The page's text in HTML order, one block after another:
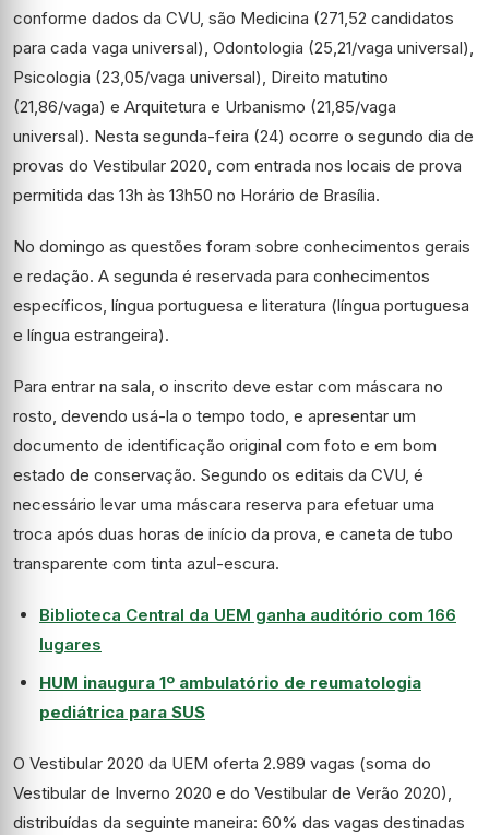
conforme dados da CVU, são Medicina (271,52 candidatos
para cada vaga universal), Odontologia (25,21/vaga universal),
Psicologia (23,05/vaga universal), Direito matutino
(21,86/vaga) e Arquitetura e Urbanismo (21,85/vaga
universal). Nesta segunda-feira (24) ocorre o segundo dia de
provas do Vestibular 2020, com entrada nos locais de prova
permitida das 13h às 13h50 no Horário de Brasília.
No domingo as questões foram sobre conhecimentos gerais
e redação. A segunda é reservada para conhecimentos
específicos, língua portuguesa e literatura (língua portuguesa
e língua estrangeira).
Para entrar na sala, o inscrito deve estar com máscara no
rosto, devendo usá-la o tempo todo, e apresentar um
documento de identificação original com foto e em bom
estado de conservação. Segundo os editais da CVU, é
necessário levar uma máscara reserva para efetuar uma
troca após duas horas de início da prova, e caneta de tubo
transparente com tinta azul-escura.
Biblioteca Central da UEM ganha auditório com 166
lugares
HUM inaugura 1º ambulatório de reumatologia
pediátrica para SUS
O Vestibular 2020 da UEM oferta 2.989 vagas (soma do
Vestibular de Inverno 2020 e do Vestibular de Verão 2020),
distribuídas da seguinte maneira: 60% das vagas destinadas